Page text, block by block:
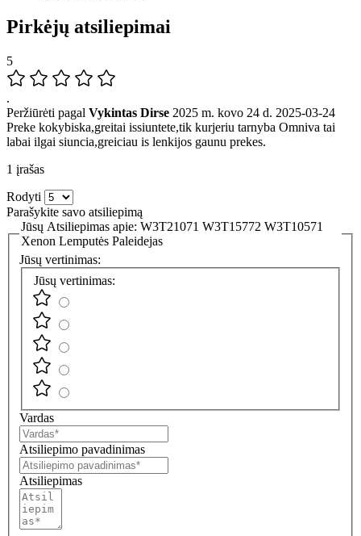
Pirkėjų atsiliepimai
5
.
Peržiūrėti pagal Vykintas Dirse 2025 m. kovo 24 d. 2025-03-24
Preke kokybiska,greitai issiuntete,tik kurjeriu tarnyba Omniva tai
labai ilgai siuncia,greiciau is lenkijos gaunu prekes.
1 įrašas
Rodyti
Parašykite savo atsiliepimą
Jūsų Atsiliepimas apie: W3T21071 W3T15772 W3T10571
Xenon Lemputės Paleidejas
Jūsų vertinimas:
Jūsų vertinimas:
Vardas
Atsiliepimo pavadinimas
Atsiliepimas